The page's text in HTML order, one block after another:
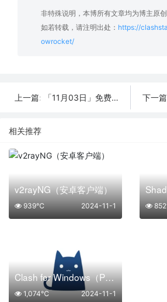
非特殊说明，本博所有文章均为博主原创
如若转载，请注明出处： https://
owrocket/
上一篇: 「11月03日」免费节点数量54个，SSR/V2ray/Shadowrocket/Clash订阅链接 下一
相关推荐
v2rayNG（安卓客户端）
2024-11-1
939℃
Clash for Windows（PC版）
2024-11-1
1,074℃